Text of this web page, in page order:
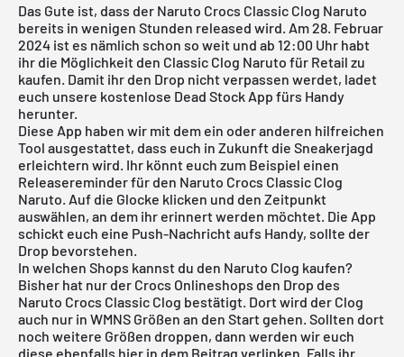
Das Gute ist, dass der Naruto Crocs Classic Clog Naruto
bereits in wenigen Stunden released wird. Am 28. Februar
2024 ist es nämlich schon so weit und ab 12:00 Uhr habt
ihr die Möglichkeit den Classic Clog Naruto für Retail zu
kaufen. Damit ihr den Drop nicht verpassen werdet, ladet
euch unsere kostenlose Dead Stock App fürs Handy
herunter.
Diese App haben wir mit dem ein oder anderen hilfreichen
Tool ausgestattet, dass euch in Zukunft die Sneakerjagd
erleichtern wird. Ihr könnt euch zum Beispiel einen
Releasereminder für den Naruto Crocs Classic Clog
Naruto. Auf die Glocke klicken und den Zeitpunkt
auswählen, an dem ihr erinnert werden möchtet. Die App
schickt euch eine Push-Nachricht aufs Handy, sollte der
Drop bevorstehen.
In welchen Shops kannst du den Naruto Clog kaufen?
Bisher hat nur der Crocs Onlineshops den Drop des
Naruto Crocs Classic Clog bestätigt. Dort wird der Clog
auch nur in WMNS Größen an den Start gehen. Sollten dort
noch weitere Größen droppen, dann werden wir euch
diese ebenfalls hier in dem Beitrag verlinken. Falls ihr